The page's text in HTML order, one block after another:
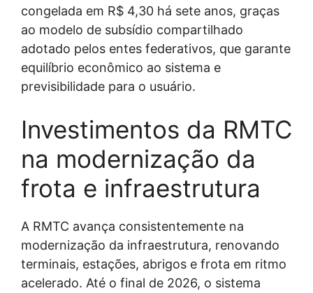
congelada em R$ 4,30 há sete anos, graças
ao modelo de subsídio compartilhado
adotado pelos entes federativos, que garante
equilíbrio econômico ao sistema e
previsibilidade para o usuário.
Investimentos da RMTC
na modernização da
frota e infraestrutura
A RMTC avança consistentemente na
modernização da infraestrutura, renovando
terminais, estações, abrigos e frota em ritmo
acelerado. Até o final de 2026, o sistema